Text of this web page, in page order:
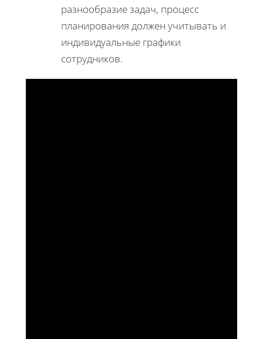
разнообразие задач, процесс
планирования должен учитывать и
индивидуальные графики
сотрудников.